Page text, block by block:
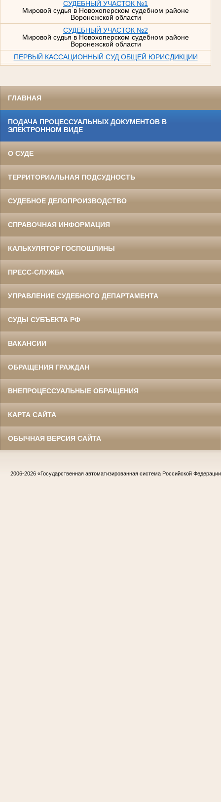
СУДЕБНЫЙ УЧАСТОК №1
Мировой судья в Новохоперском судебном районе
Воронежской области
СУДЕБНЫЙ УЧАСТОК №2
Мировой судья в Новохоперском судебном районе
Воронежской области
ПЕРВЫЙ КАССАЦИОННЫЙ СУД ОБЩЕЙ ЮРИСДИКЦИИ
ГЛАВНАЯ
ПОДАЧА ПРОЦЕССУАЛЬНЫХ ДОКУМЕНТОВ В
ЭЛЕКТРОННОМ ВИДЕ
О СУДЕ
ТЕРРИТОРИАЛЬНАЯ ПОДСУДНОСТЬ
СУДЕБНОЕ ДЕЛОПРОИЗВОДСТВО
СПРАВОЧНАЯ ИНФОРМАЦИЯ
КАЛЬКУЛЯТОР ГОСПОШЛИНЫ
ПРЕСС-СЛУЖБА
УПРАВЛЕНИЕ СУДЕБНОГО ДЕПАРТАМЕНТА
СУДЫ СУБЪЕКТА РФ
ВАКАНСИИ
ОБРАЩЕНИЯ ГРАЖДАН
ВНЕПРОЦЕССУАЛЬНЫЕ ОБРАЩЕНИЯ
КАРТА САЙТА
ОБЫЧНАЯ ВЕРСИЯ САЙТА
2006-2026 «Государственная автоматизированная система Российской